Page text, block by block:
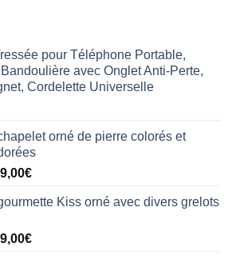
pour Téléphone Portable,
avec Onglet Anti-Perte,
Cordelette Universelle
orné de pierre colorés et
:
€Le
actuel
19,00€.
Kiss orné avec divers grelots
€Le